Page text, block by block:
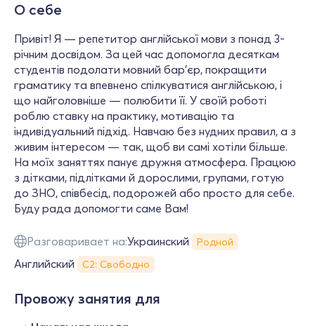
О себе
Привіт! Я — репетитор англійської мови з понад 3-
річним досвідом. За цей час допомогла десяткам
студентів подолати мовний бар’єр, покращити
граматику та впевнено спілкуватися англійською, і
що найголовніше — полюбити її. У своїй роботі
роблю ставку на практику, мотивацію та
індивідуальний підхід. Навчаю без нудних правил, а з
живим інтересом — так, щоб ви самі хотіли більше.
На моїх заняттях панує дружня атмосфера. Працюю
з дітками, підлітками й дорослими, групами, готую
до ЗНО, співбесід, подорожей або просто для себе.
Буду рада допомогти саме Вам!
Разговаривает на:Украинский Родной
Английский С2: Свободно
Провожу занятия для